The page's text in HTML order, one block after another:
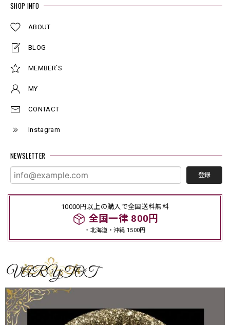
SHOP INFO
ABOUT
BLOG
MEMBER`S
MY
CONTACT
Instagram
NEWSLETTER
登録
10000円以上の購入で全国送料無料
全国一律 800円
・北海道・沖縄 1500円